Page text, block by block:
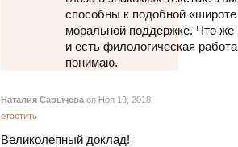
способны к подобной
моральной поддержке. Что же
и есть филологическая
понимаю.
Наталия Сарычева on Ноя 19, 2018
ответить
Великолепный доклад!